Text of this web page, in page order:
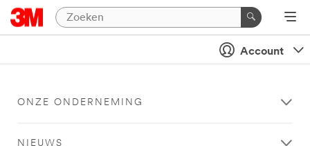
Account
ONZE ONDERNEMING
NIEUWS